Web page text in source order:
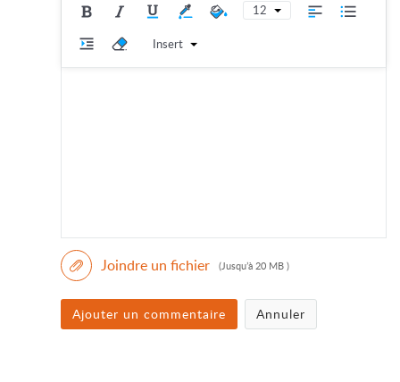
12
Insert
Joindre un fichier (Jusqu’à 20 MB )
Ajouter un commentaire Annuler